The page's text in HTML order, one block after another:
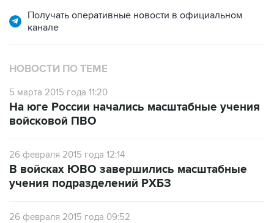
Получать оперативные новости в официальном
канале
НОВОСТИ ПО ТЕМЕ
5 марта 2015 года 11:20
На юге России начались масштабные учения
войсковой ПВО
26 февраля 2015 года 12:14
В войсках ЮВО завершились масштабные
учения подразделений РХБЗ
26 февраля 2015 года 09:52